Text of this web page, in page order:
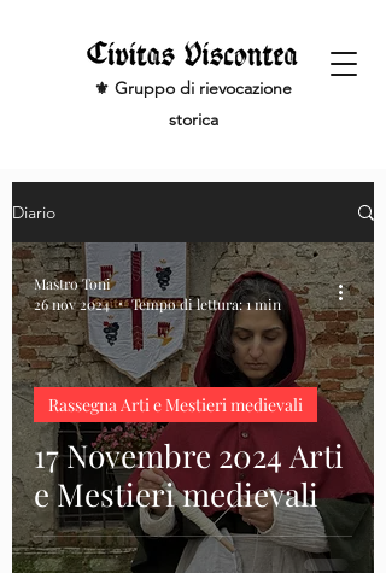
⚜️ Gruppo di rievocazione
storica
Diario
17 Novembre 2024 Arti
e Mestieri medievali
Rassegna Arti e Mestieri medievali
Mastro Toni
26 nov 2024
Tempo di lettura: 1 min